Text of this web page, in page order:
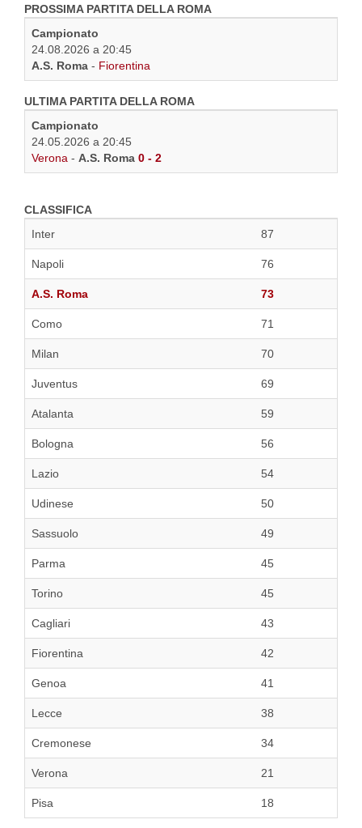
PROSSIMA PARTITA DELLA ROMA
Campionato
24.08.2026 a 20:45
A.S. Roma - Fiorentina
ULTIMA PARTITA DELLA ROMA
Campionato
24.05.2026 a 20:45
Verona - A.S. Roma 0 - 2
CLASSIFICA
Inter
87
Napoli 76
A.S. Roma 73
Como 71
Milan 70
Juventus 69
Atalanta 59
Bologna 56
Lazio 54
Udinese 50
Sassuolo 49
Parma 45
Torino 45
Cagliari 43
Fiorentina 42
Genoa 41
Lecce 38
Cremonese 34
Verona 21
Pisa 18